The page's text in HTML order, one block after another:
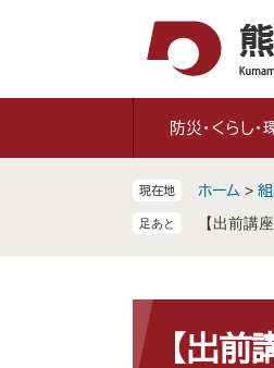
防災・くらし・
現在地 ホーム >
【出前講
文
【出前